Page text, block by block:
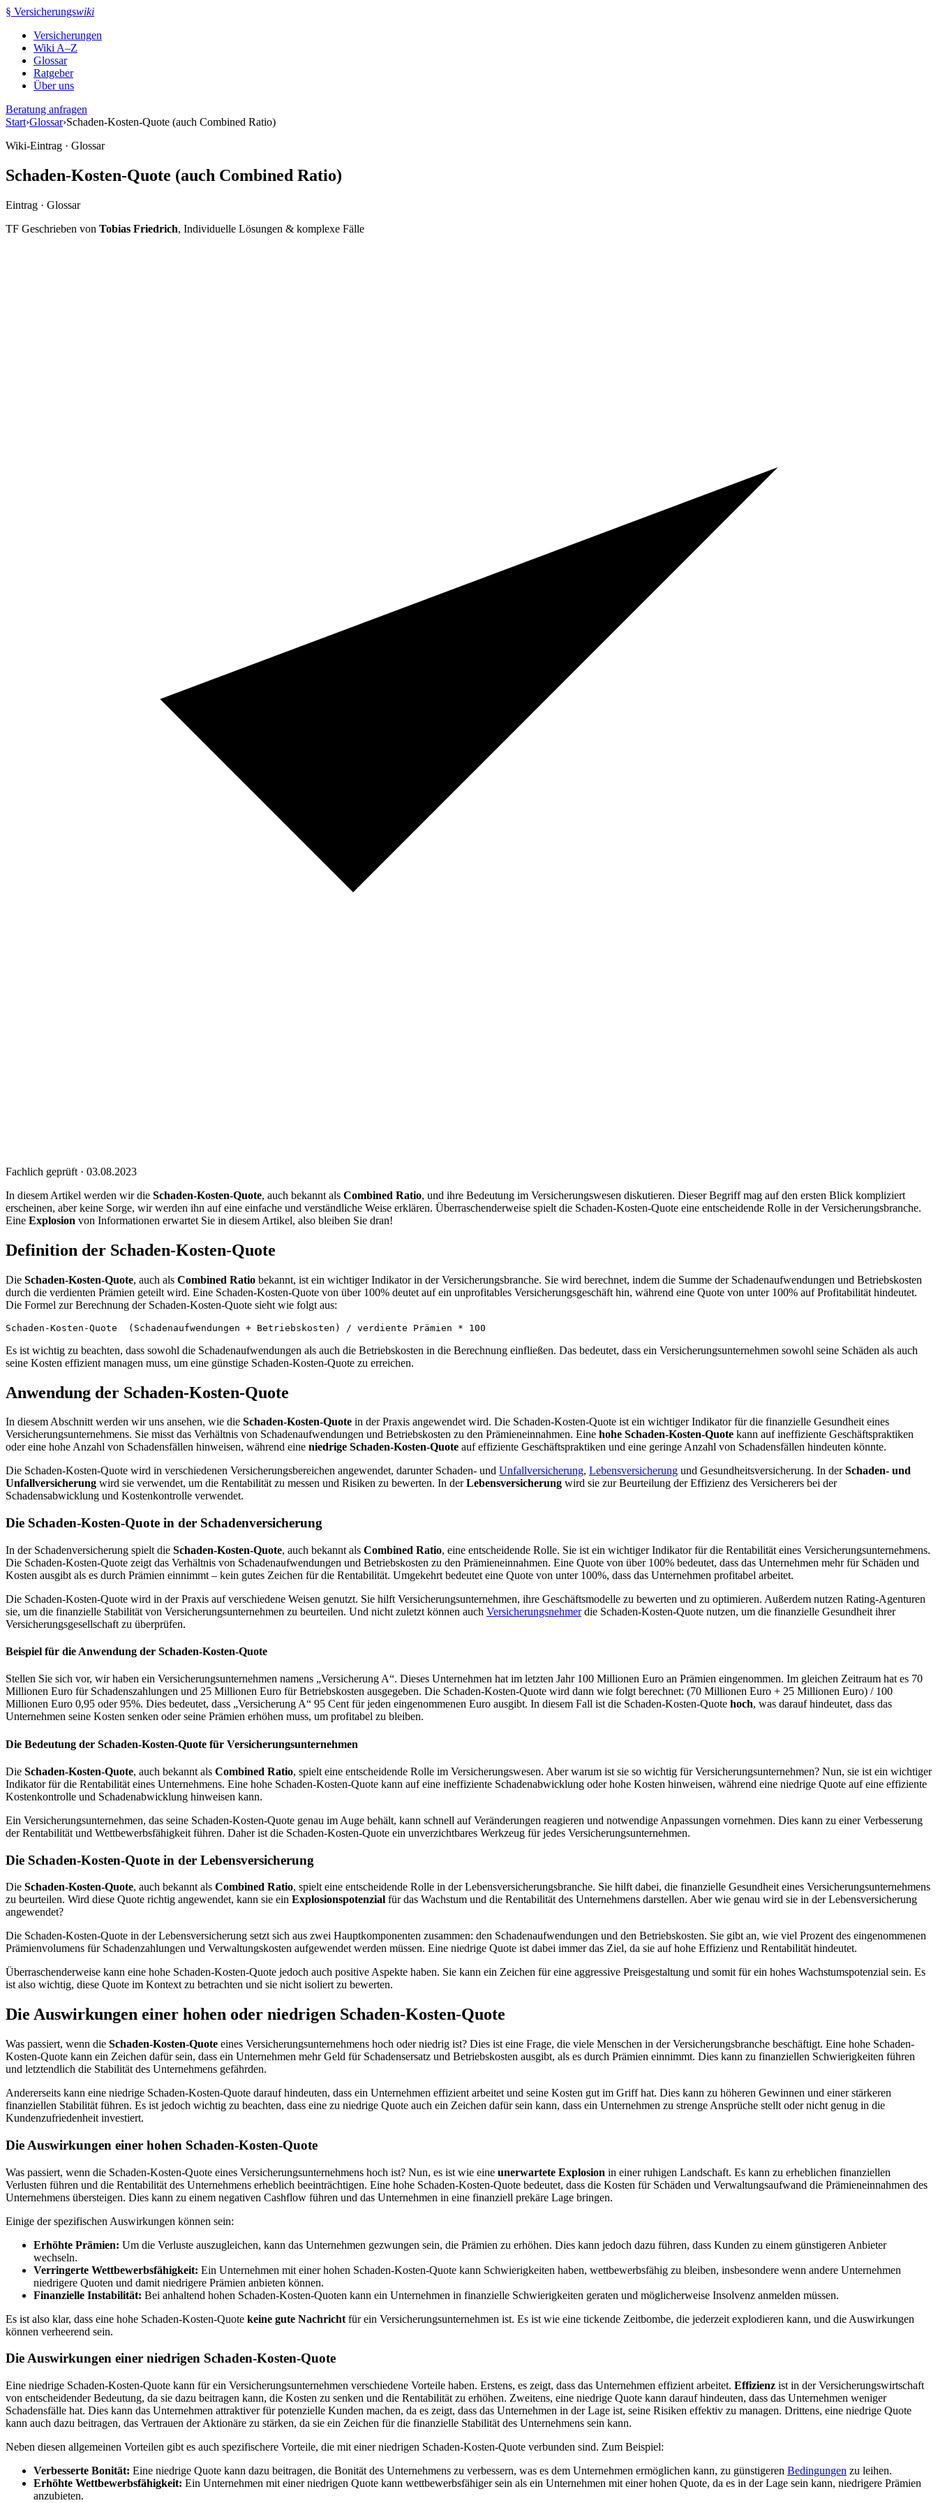
Zum
springen
§ Versicherungswiki
Versicherungen
Wiki A–Z
Glossar
Ratgeber
Über uns
Beratung anfragen
Start›Glossar›Schaden-Kosten-Quote (auch Combined Ratio)
Wiki-Eintrag · Glossar
Schaden-Kosten-Quote (auch Combined Ratio)
Eintrag · Glossar
TF Geschrieben von Tobias Friedrich, Individuelle Lösungen & komplexe Fälle
Fachlich geprüft · 03.08.2023
In diesem Artikel werden wir die Schaden-Kosten-Quote, auch bekannt als Combined Ratio, und ihre Bedeutung im Versicherungswesen diskutieren. Dieser Begriff mag auf den ersten Blick kompliziert
erscheinen, aber keine Sorge, wir werden ihn auf eine einfache und verständliche Weise erklären. Überraschenderweise spielt die Schaden-Kosten-Quote eine entscheidende Rolle in der Versicherungsbranche.
Eine Explosion von Informationen erwartet Sie in diesem Artikel, also bleiben Sie dran!
Definition der Schaden-Kosten-Quote
Die Schaden-Kosten-Quote, auch als Combined Ratio bekannt, ist ein wichtiger Indikator in der Versicherungsbranche. Sie wird berechnet, indem die Summe der Schadenaufwendungen und Betriebskosten
durch die verdienten Prämien geteilt wird. Eine Schaden-Kosten-Quote von über 100% deutet auf ein unprofitables Versicherungsgeschäft hin, während eine Quote von unter 100% auf Profitabilität hindeutet.
Die Formel zur Berechnung der Schaden-Kosten-Quote sieht wie folgt aus:
Schaden-Kosten-Quote  (Schadenaufwendungen + Betriebskosten) / verdiente Prämien * 100
Es ist wichtig zu beachten, dass sowohl die Schadenaufwendungen als auch die Betriebskosten in die Berechnung einfließen. Das bedeutet, dass ein Versicherungsunternehmen sowohl seine Schäden als auch
seine Kosten effizient managen muss, um eine günstige Schaden-Kosten-Quote zu erreichen.
Anwendung der Schaden-Kosten-Quote
In diesem Abschnitt werden wir uns ansehen, wie die Schaden-Kosten-Quote in der Praxis angewendet wird. Die Schaden-Kosten-Quote ist ein wichtiger Indikator für die finanzielle Gesundheit eines
Versicherungsunternehmens. Sie misst das Verhältnis von Schadenaufwendungen und Betriebskosten zu den Prämieneinnahmen. Eine hohe Schaden-Kosten-Quote kann auf ineffiziente Geschäftspraktiken
oder eine hohe Anzahl von Schadensfällen hinweisen, während eine niedrige Schaden-Kosten-Quote auf effiziente Geschäftspraktiken und eine geringe Anzahl von Schadensfällen hindeuten könnte.
Die Schaden-Kosten-Quote wird in verschiedenen Versicherungsbereichen angewendet, darunter Schaden- und Unfallversicherung, Lebensversicherung und Gesundheitsversicherung. In derSchaden- und
Unfallversicherung wird sie verwendet, um die Rentabilität zu messen und Risiken zu bewerten. In derLebensversicherung wird sie zur Beurteilung der Effizienz des Versicherers bei der
Schadensabwicklung und Kostenkontrolle verwendet.
Die Schaden-Kosten-Quote in der Schadenversicherung
In der Schadenversicherung spielt die Schaden-Kosten-Quote, auch bekannt als Combined Ratio, eine entscheidende Rolle. Sie ist ein wichtiger Indikator für die Rentabilität eines Versicherungsunternehmens.
Die Schaden-Kosten-Quote zeigt das Verhältnis von Schadenaufwendungen und Betriebskosten zu den Prämieneinnahmen. Eine Quote von über 100% bedeutet, dass das Unternehmen mehr für Schäden und
Kosten ausgibt als es durch Prämien einnimmt – kein gutes Zeichen für die Rentabilität. Umgekehrt bedeutet eine Quote von unter 100%, dass das Unternehmen profitabel arbeitet.
Die Schaden-Kosten-Quote wird in der Praxis auf verschiedene Weisen genutzt. Sie hilft Versicherungsunternehmen, ihre Geschäftsmodelle zu bewerten und zu optimieren. Außerdem nutzen Rating-Agenturen
sie, um die finanzielle Stabilität von Versicherungsunternehmen zu beurteilen. Und nicht zuletzt können auch Versicherungsnehmerdie Schaden-Kosten-Quote nutzen, um die finanzielle Gesundheit ihrer
Versicherungsgesellschaft zu überprüfen.
Beispiel für die Anwendung der Schaden-Kosten-Quote
Stellen Sie sich vor, wir haben ein Versicherungsunternehmen namens „Versicherung A“. Dieses Unternehmen hat im letzten Jahr 100 Millionen Euro an Prämien eingenommen. Im gleichen Zeitraum hat es 70
Millionen Euro für Schadenszahlungen und 25 Millionen Euro für Betriebskosten ausgegeben. Die Schaden-Kosten-Quote wird dann wie folgt berechnet: (70 Millionen Euro + 25 Millionen Euro) / 100
Millionen Euro 0,95 oder 95%. Dies bedeutet, dass „Versicherung A“ 95 Cent für jeden eingenommenen Euro ausgibt. In diesem Fall ist die Schaden-Kosten-Quote hoch, was darauf hindeutet, dass das
Unternehmen seine Kosten senken oder seine Prämien erhöhen muss, um profitabel zu bleiben.
Die Bedeutung der Schaden-Kosten-Quote für Versicherungsunternehmen
Die Schaden-Kosten-Quote, auch bekannt als Combined Ratio, spielt eine entscheidende Rolle im Versicherungswesen. Aber warum ist sie so wichtig für Versicherungsunternehmen? Nun, sie ist ein wichtiger
Indikator für die Rentabilität eines Unternehmens. Eine hohe Schaden-Kosten-Quote kann auf eine ineffiziente Schadenabwicklung oder hohe Kosten hinweisen, während eine niedrige Quote auf eine effiziente
Kostenkontrolle und Schadenabwicklung hinweisen kann.
Ein Versicherungsunternehmen, das seine Schaden-Kosten-Quote genau im Auge behält, kann schnell auf Veränderungen reagieren und notwendige Anpassungen vornehmen. Dies kann zu einer Verbesserung
der Rentabilität und Wettbewerbsfähigkeit führen. Daher ist die Schaden-Kosten-Quote ein unverzichtbares Werkzeug für jedes Versicherungsunternehmen.
Die Schaden-Kosten-Quote in der Lebensversicherung
Die Schaden-Kosten-Quote, auch bekannt als Combined Ratio, spielt eine entscheidende Rolle in der Lebensversicherungsbranche. Sie hilft dabei, die finanzielle Gesundheit eines Versicherungsunternehmens
zu beurteilen. Wird diese Quote richtig angewendet, kann sie ein Explosionspotenzial für das Wachstum und die Rentabilität des Unternehmens darstellen. Aber wie genau wird sie in der Lebensversicherung
angewendet?
Die Schaden-Kosten-Quote in der Lebensversicherung setzt sich aus zwei Hauptkomponenten zusammen: den Schadenaufwendungen und den Betriebskosten. Sie gibt an, wie viel Prozent des eingenommenen
Prämienvolumens für Schadenzahlungen und Verwaltungskosten aufgewendet werden müssen. Eine niedrige Quote ist dabei immer das Ziel, da sie auf hohe Effizienz und Rentabilität hindeutet.
Überraschenderweise kann eine hohe Schaden-Kosten-Quote jedoch auch positive Aspekte haben. Sie kann ein Zeichen für eine aggressive Preisgestaltung und somit für ein hohes Wachstumspotenzial sein. Es
ist also wichtig, diese Quote im Kontext zu betrachten und sie nicht isoliert zu bewerten.
Die Auswirkungen einer hohen oder niedrigen Schaden-Kosten-Quote
Was passiert, wenn die Schaden-Kosten-Quote eines Versicherungsunternehmens hoch oder niedrig ist? Dies ist eine Frage, die viele Menschen in der Versicherungsbranche beschäftigt. Eine hohe Schaden-
Kosten-Quote kann ein Zeichen dafür sein, dass ein Unternehmen mehr Geld für Schadensersatz und Betriebskosten ausgibt, als es durch Prämien einnimmt. Dies kann zu finanziellen Schwierigkeiten führen
und letztendlich die Stabilität des Unternehmens gefährden.
Andererseits kann eine niedrige Schaden-Kosten-Quote darauf hindeuten, dass ein Unternehmen effizient arbeitet und seine Kosten gut im Griff hat. Dies kann zu höheren Gewinnen und einer stärkeren
finanziellen Stabilität führen. Es ist jedoch wichtig zu beachten, dass eine zu niedrige Quote auch ein Zeichen dafür sein kann, dass ein Unternehmen zu strenge Ansprüche stellt oder nicht genug in die
Kundenzufriedenheit investiert.
Die Auswirkungen einer hohen Schaden-Kosten-Quote
Was passiert, wenn die Schaden-Kosten-Quote eines Versicherungsunternehmens hoch ist? Nun, es ist wie eine unerwartete Explosion in einer ruhigen Landschaft. Es kann zu erheblichen finanziellen
Verlusten führen und die Rentabilität des Unternehmens erheblich beeinträchtigen. Eine hohe Schaden-Kosten-Quote bedeutet, dass die Kosten für Schäden und Verwaltungsaufwand die Prämieneinnahmen des
Unternehmens übersteigen. Dies kann zu einem negativen Cashflow führen und das Unternehmen in eine finanziell prekäre Lage bringen.
Einige der spezifischen Auswirkungen können sein:
Erhöhte Prämien: Um die Verluste auszugleichen, kann das Unternehmen gezwungen sein, die Prämien zu erhöhen. Dies kann jedoch dazu führen, dass Kunden zu einem günstigeren Anbieter
wechseln.
Verringerte Wettbewerbsfähigkeit: Ein Unternehmen mit einer hohen Schaden-Kosten-Quote kann Schwierigkeiten haben, wettbewerbsfähig zu bleiben, insbesondere wenn andere Unternehmen
niedrigere Quoten und damit niedrigere Prämien anbieten können.
Finanzielle Instabilität: Bei anhaltend hohen Schaden-Kosten-Quoten kann ein Unternehmen in finanzielle Schwierigkeiten geraten und möglicherweise Insolvenz anmelden müssen.
Es ist also klar, dass eine hohe Schaden-Kosten-Quote keine gute Nachricht für ein Versicherungsunternehmen ist. Es ist wie eine tickende Zeitbombe, die jederzeit explodieren kann, und die Auswirkungen
können verheerend sein.
Die Auswirkungen einer niedrigen Schaden-Kosten-Quote
Eine niedrige Schaden-Kosten-Quote kann für ein Versicherungsunternehmen verschiedene Vorteile haben. Erstens, es zeigt, dass das Unternehmen effizient arbeitet. Effizienz ist in der Versicherungswirtschaft
von entscheidender Bedeutung, da sie dazu beitragen kann, die Kosten zu senken und die Rentabilität zu erhöhen. Zweitens, eine niedrige Quote kann darauf hindeuten, dass das Unternehmen weniger
Schadensfälle hat. Dies kann das Unternehmen attraktiver für potenzielle Kunden machen, da es zeigt, dass das Unternehmen in der Lage ist, seine Risiken effektiv zu managen. Drittens, eine niedrige Quote
kann auch dazu beitragen, das Vertrauen der Aktionäre zu stärken, da sie ein Zeichen für die finanzielle Stabilität des Unternehmens sein kann.
Neben diesen allgemeinen Vorteilen gibt es auch spezifischere Vorteile, die mit einer niedrigen Schaden-Kosten-Quote verbunden sind. Zum Beispiel:
Verbesserte Bonität: Eine niedrige Quote kann dazu beitragen, die Bonität des Unternehmens zu verbessern, was es dem Unternehmen ermöglichen kann, zu günstigeren Bedingungen zu leihen.
Erhöhte Wettbewerbsfähigkeit: Ein Unternehmen mit einer niedrigen Quote kann wettbewerbsfähiger sein als ein Unternehmen mit einer hohen Quote, da es in der Lage sein kann, niedrigere Prämien
anzubieten.